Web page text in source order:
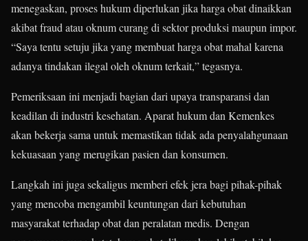
menegaskan, proses hukum diperlukan jika harga obat dinaikkan
akibat fraud atau oknum curang di sektor produksi maupun impor.
“Saya tentu setuju jika yang membuat harga obat mahal karena
adanya tindakan ilegal oleh oknum terkait,” tegasnya.
Pemeriksaan ini menjadi bagian dari upaya transparansi dan
keadilan di industri kesehatan. Aparat hukum dan Kemenkes
akan bekerja sama untuk memastikan tidak ada penyalahgunaan
kekuasaan yang merugikan pasien dan konsumen.
Langkah ini juga sekaligus memberi efek jera bagi pihak-pihak
yang mencoba mengambil keuntungan dari kebutuhan
masyarakat terhadap obat dan peralatan medis. Dengan